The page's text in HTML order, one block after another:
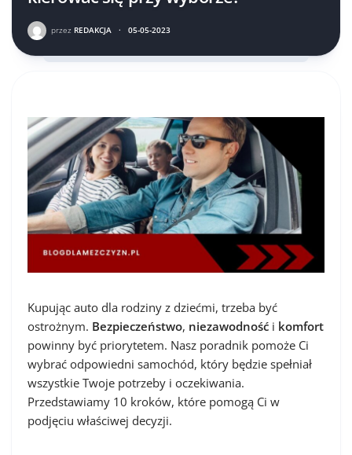
przez REDAKCJA · 05-05-2023
Kupując auto dla rodziny z dziećmi, trzeba być
ostrożnym. Bezpieczeństwo, niezawodność i komfort
powinny być priorytetem. Nasz poradnik pomoże Ci
wybrać odpowiedni samochód, który będzie spełniał
wszystkie Twoje potrzeby i oczekiwania.
Przedstawiamy 10 kroków, które pomogą Ci w
podjęciu właściwej decyzji.